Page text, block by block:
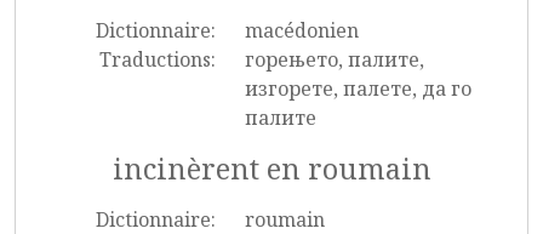
Dictionnaire:
macédonien
Traductions:
горењето, палите,
изгорете, палете, да го
палите
incinèrent en roumain
Dictionnaire:
roumain